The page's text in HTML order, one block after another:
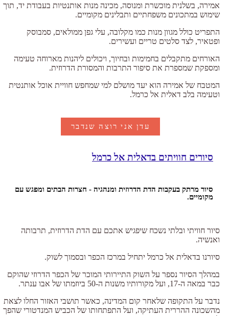
אמירה, בשלנית מוכשרת ומנוסה, מכינה מנות אותנטיות בעבודת יד, תוך
שימוש במתכונים משפחתיים ותבלינים מקומיים.
התפריט כולל מגוון מנות כמו מקלובה, עלי גפן ממולאים, סמבוסק
ופטאיר, לצד סלטים טריים ועשירים.
האורחים מתקבלים בחמימות ובחיוך, ויכולים ליהנות מארוחה טעימה
ומספקת שמספרת את סיפור התרבות והמסורת הדרוזית.
המטבח של אמירה הוא יעד מושלם למי שמחפש חוויית אוכל אותנטית
וטעימה בלב דאלית אל כרמל.
עדן אני רוצה שנדבר
סיורים חוויתים בדאלית אל כרמל
סיור מרתק בעקבות הדת הדרוזית ומנהגיה - חצרות הבתים ומפגש עם
מקומיים.
סיור חוויתי ובלתי נשכח שיפגיש אתכם עם הדת הדרוזית, תרבותה
ואנשיה.
סיורנו בדאלית אל כרמל יתחיל במרכז הכפר ובסמוך לשוק.
במהלך הסיור נספר על השוק התיירותי המוכר של הכפר הדרוזי שהוקם
כבר במאה ה-17, ועל מקורותיו משנות ה-50 ביוזמתו של אבו ענתר.
נדבר על התקופה שלאחר קום המדינה, כאשר תושבי האזור החלו לצאת
מהשכונה ההררית העתיקה, ועל התפתחותו של הכביש המנדטורי שהפך